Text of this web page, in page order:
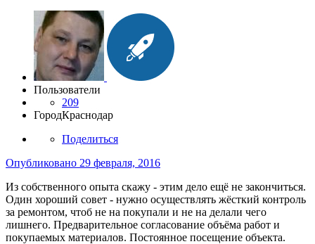
Пользователи
209
ГородКраснодар
Поделиться
Опубликовано 29 февраля, 2016
Из собственного опыта скажу - этим дело ещё не закончиться.
Один хороший совет - нужно осуществлять жёсткий контроль
за ремонтом, чтоб не на покупали и не на делали чего
лишнего. Предварительное согласование объёма работ и
покупаемых материалов. Постоянное посещение объекта.